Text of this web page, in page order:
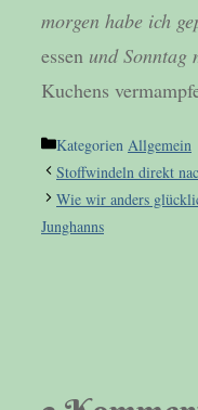
morgen habe ich
essen und Sonntag
Kuchens
Kategorien Allgemein
Stoffwindeln direkt
Wie wir anders
Junghanns